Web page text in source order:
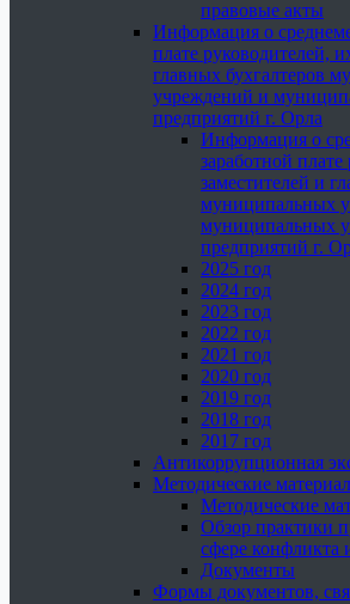
правовые акты
Информация о
плате руководителей,
главных бухгалтеров
учреждений и
предприятий г. Орла
Информация о
заработной
заместителей и
муниципальных
муниципальных
предприятий г.
2025 год
2024 год
2023 год
2022 год
2021 год
2020 год
2019 год
2018 год
2017 год
Антикоррупционная
Методические
Методические
Обзор практики
сфере конфликта
Документы
Формы документов,